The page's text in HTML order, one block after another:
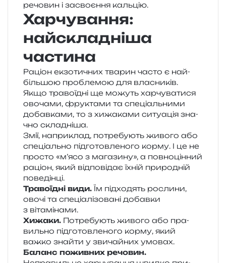
речо­вин і засво­є­н­ня кальцію.
Харчування:
найскладніша
частина
Раціон екзо­ти­чних тва­рин часто є най­
біль­шою про­бле­мою для вла­сни­ків.
Якщо тра­во­їдні ще можуть хар­чу­ва­ти­ся
ово­ча­ми, фру­кта­ми та спе­ці­аль­ни­ми
добав­ка­ми, то з хижа­ка­ми ситу­а­ція зна­
чно складніша.
Змії, напри­клад, потре­бу­ють живо­го або
спе­ці­аль­но під­го­тов­ле­но­го корму. І це не
про­сто «м’ясо з мага­зи­ну», а пов­но­цін­ний
раціон, який від­по­від­ає їхній при­ро­дній
поведінці.
Травоїдні види. Їм під­хо­дять росли­ни,
овочі та спе­ці­а­лі­зо­ва­ні добав­ки
з вітамінами.
Хижаки. Потребують живо­го або пра­
виль­но під­го­тов­ле­но­го корму, який
важко зна­йти у зви­чай­них умовах.
Баланс пожив­них речо­вин.